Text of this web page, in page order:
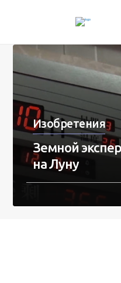
Изобретения
Земной
на Луну